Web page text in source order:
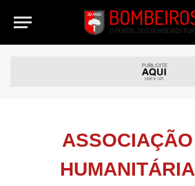
ASSOCIAÇÃO
HUMANITÁRIA